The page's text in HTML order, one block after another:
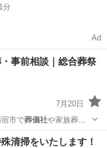
分
Ad
事前相談｜総合葬祭
7月20日
19… 。 指宿市で葬儀社や家族葬を
清掃をいたします！